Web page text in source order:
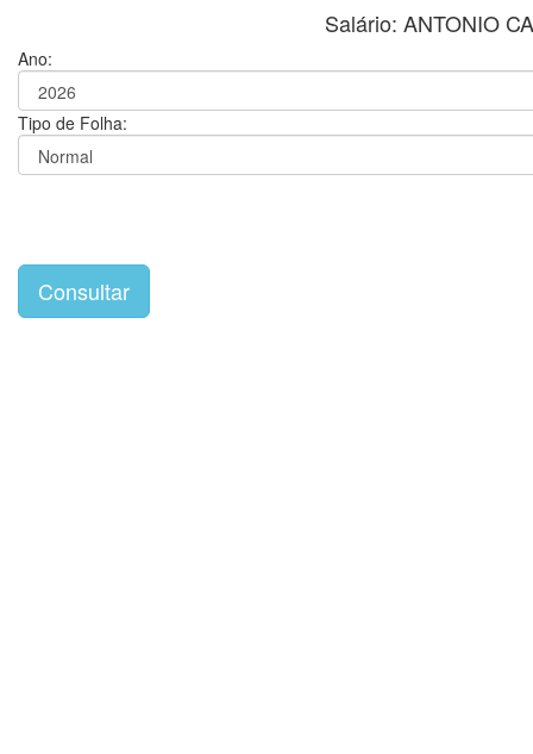
Salário: ANTONIO
Ano:
Tipo de Folha: